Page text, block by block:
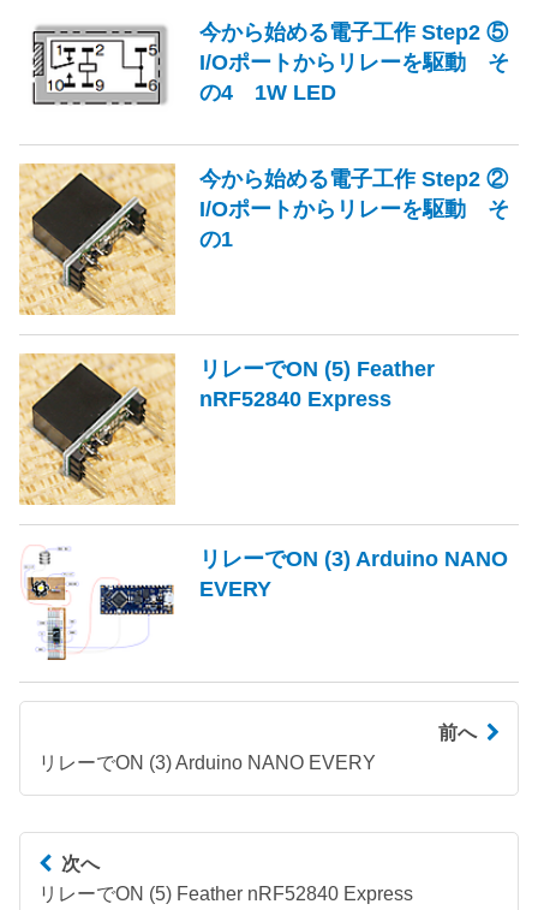
今から始める電子工作 Step2 ⑤
I/Oポートからリレーを駆動 そ
の4 1W LED
今から始める電子工作 Step2 ②
I/Oポートからリレーを駆動 そ
の1
リレーでON (5) Feather
nRF52840 Express
リレーでON (3) Arduino NANO
EVERY
前へ
リレーでON (3) Arduino NANO EVERY
次へ
リレーでON (5) Feather nRF52840 Express